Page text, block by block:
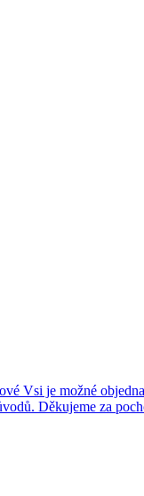
je možné
Děkujeme za